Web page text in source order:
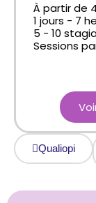
À partir de
1 jours - 7
5 - 10
Sessions
Qualiopi